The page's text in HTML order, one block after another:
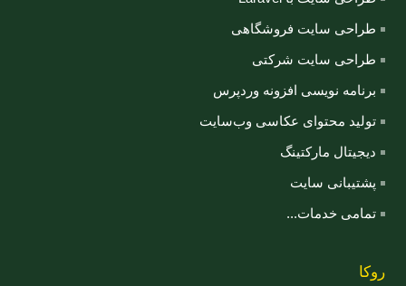
طراحی سایت فروشگاهی
طراحی سایت شرکتی
برنامه نویسی افزونه وردپرس
تولید محتوای عکاسی وب‌سایت
دیجیتال مارکتینگ
پشتیبانی سایت
تمامی خدمات...
روکا